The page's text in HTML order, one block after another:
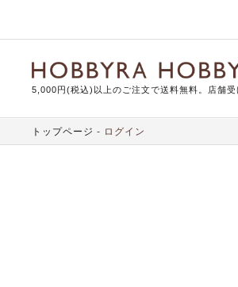
5,000円(税込)以上のご注文で送料無料。店舗受
トップページ ログイン